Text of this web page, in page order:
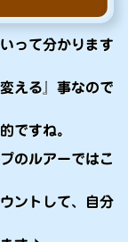
って分かります
える』事なので
ですね。
のルアーではこ
ントして、自分